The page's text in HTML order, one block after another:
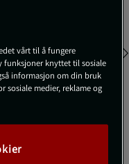
vårt til å fungere
funksjoner knyttet til sosiale
informasjon om din bruk
sosiale medier, reklame og